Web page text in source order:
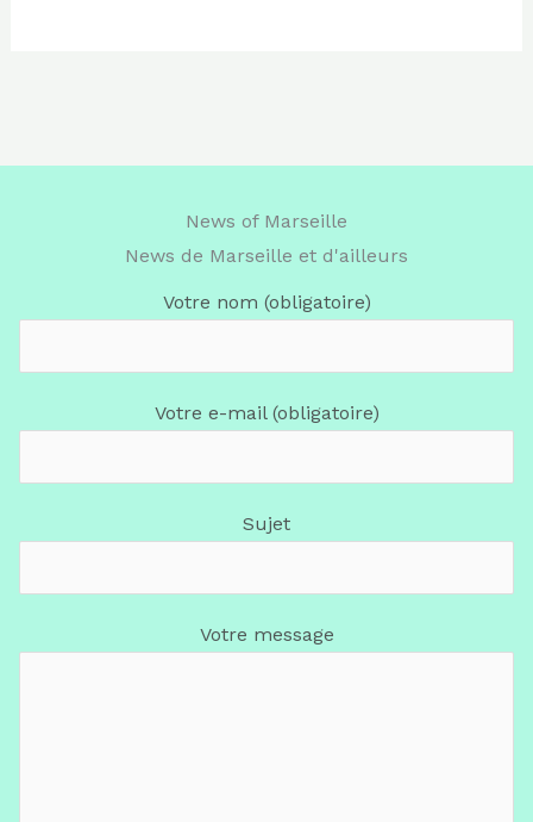
News of Marseille
News de Marseille et d'ailleurs
Votre nom (obligatoire)
Votre e-mail (obligatoire)
Sujet
Votre message